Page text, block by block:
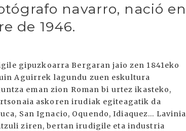
navarro, nació en
de 1946.
gipuzkoarra Bergaran jaio zen 1841eko
Aguirrek lagundu zuen eskultura
eman zion Roman bi urtez ikasteko,
askoren irudiak egiteagatik da
San Ignacio, Oquendo, Idiaquez... Lavinia
ziren, bertan irudigile eta industria